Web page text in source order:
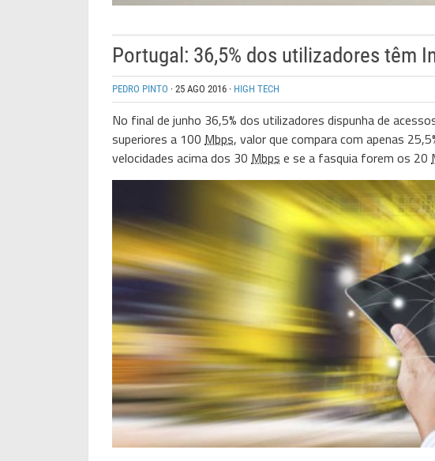
Portugal: 36,5% dos utilizadores têm
PEDRO PINTO · 25 AGO 2016 · HIGH TECH
No final de junho 36,5% dos utilizadores dispunha de
superiores a 100 Mbps, valor que compara com apenas
velocidades acima dos 30 Mbps e se a fasquia forem os 20